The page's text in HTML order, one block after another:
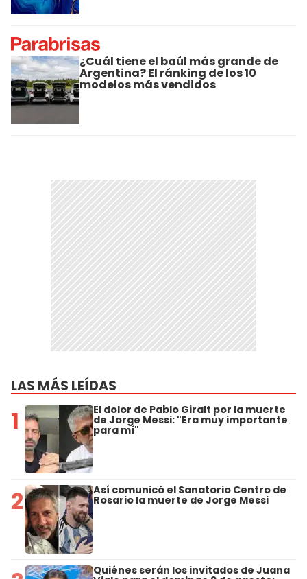
¿Cuál tiene el baúl más grande de
Argentina? El ránking de los 10
modelos más vendidos
LAS MÁS LEÍDAS
1 El dolor de Pablo Giralt por la muerte
de Jorge Messi: "Era muy importante
para mí"
2 Así comunicó el Sanatorio Centro de
Rosario la muerte de Jorge Messi
Quiénes serán los invitados de Juana